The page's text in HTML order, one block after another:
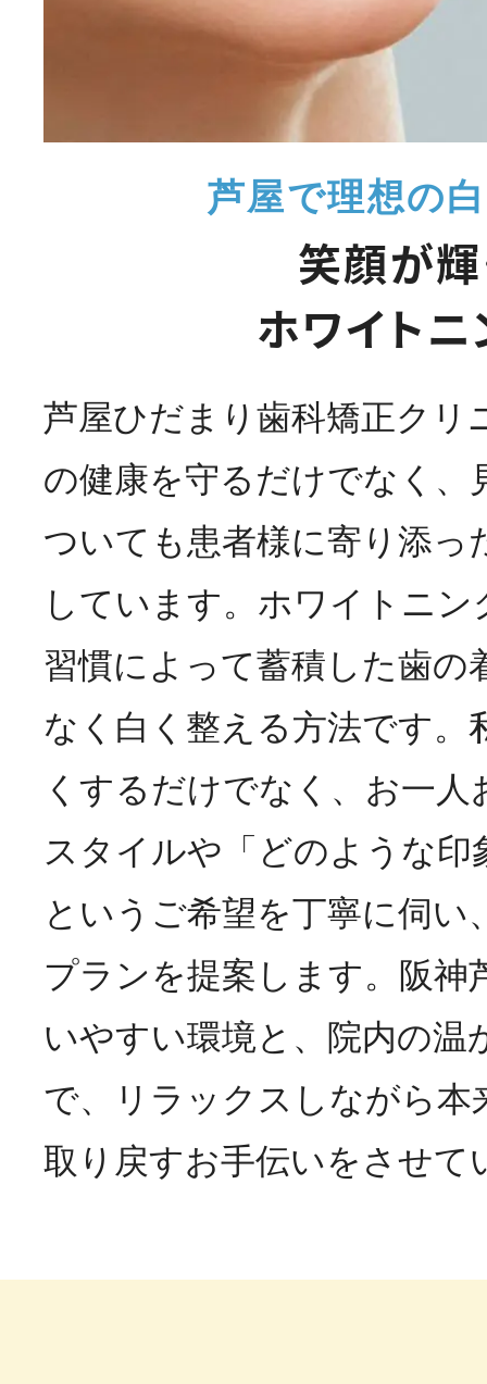
笑顔が輝
ホワイトニ
芦屋で理想の
芦屋ひだまり歯科矯正クリ
の健康を守るだけでなく、
ついても患者様に寄り添っ
しています。ホワイトニン
習慣によって蓄積した歯の
なく白く整える方法です。
くするだけでなく、お一
スタイルや「どのような印
というご希望を丁寧に伺い
プランを提案します。
阪神
いやすい環境と、院内の温
で、リラックスしながら本
取り戻すお手伝いをさせて